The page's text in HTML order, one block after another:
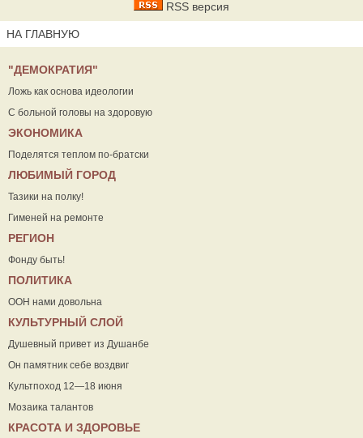
RSS версия
НА ГЛАВНУЮ
"ДЕМОКРАТИЯ"
Ложь как основа идеологии
С больной головы на здоровую
ЭКОНОМИКА
Поделятся теплом по-братски
ЛЮБИМЫЙ ГОРОД
Тазики на полку!
Гименей на ремонте
РЕГИОН
Фонду быть!
ПОЛИТИКА
ООН нами довольна
КУЛЬТУРНЫЙ СЛОЙ
Душевный привет из Душанбе
Он памятник себе воздвиг
Культпоход 12—18 июня
Мозаика талантов
КРАСОТА И ЗДОРОВЬЕ